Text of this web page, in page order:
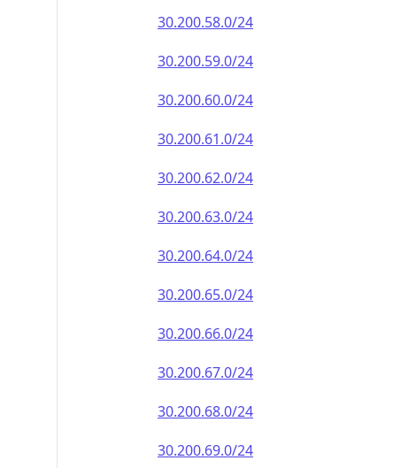
30.200.58.0/24
30.200.59.0/24
30.200.60.0/24
30.200.61.0/24
30.200.62.0/24
30.200.63.0/24
30.200.64.0/24
30.200.65.0/24
30.200.66.0/24
30.200.67.0/24
30.200.68.0/24
30.200.69.0/24